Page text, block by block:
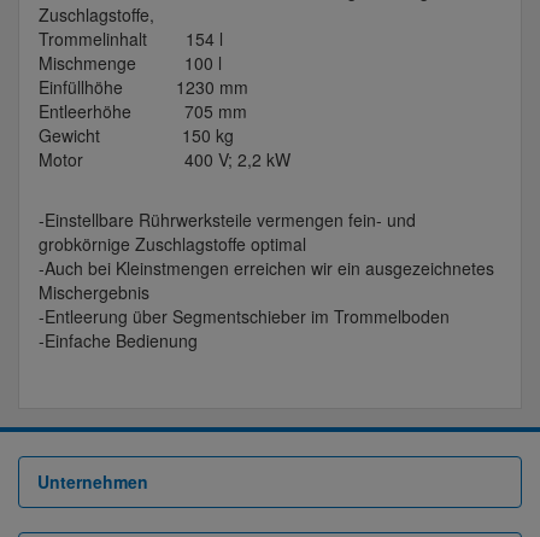
Zuschlagstoffe,
Trommelinhalt 154 l
Mischmenge 100 l
Einfüllhöhe 1230 mm
Entleerhöhe 705 mm
Gewicht 150 kg
Motor 400 V; 2,2 kW
-Einstellbare Rührwerksteile vermengen fein- und
grobkörnige Zuschlagstoffe optimal
-Auch bei Kleinstmengen erreichen wir ein ausgezeichnetes
Mischergebnis
-Entleerung über Segmentschieber im Trommelboden
-Einfache Bedienung
Unternehmen